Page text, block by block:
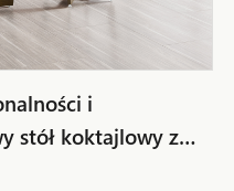
i
stół koktajlowy z